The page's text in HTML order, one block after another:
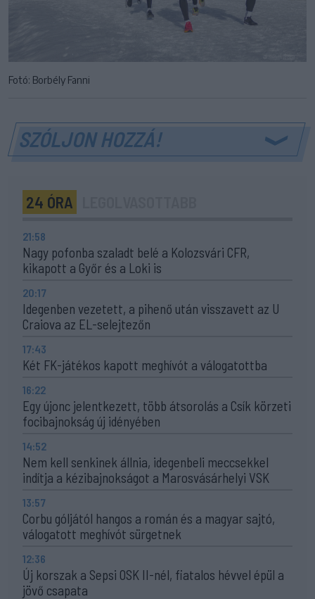
Fotó: Borbély Fanni
SZÓLJON HOZZÁ!
24 ÓRA
21:58
Nagy pofonba szaladt belé a Kolozsvári CFR,
kikapott a Győr és a Loki is
20:17
Idegenben vezetett, a pihenő után visszavett az U
Craiova az EL-selejtezőn
17:43
Két FK-játékos kapott meghívót a válogatottba
16:22
Egy újonc jelentkezett, több átsorolás a Csík körzeti
focibajnokság új idényében
14:52
Nem kell senkinek állnia, idegenbeli meccsekkel
indítja a kézibajnokságot a Marosvásárhelyi VSK
13:57
Corbu góljától hangos a román és a magyar sajtó,
válogatott meghívót sürgetnek
12:36
Új korszak a Sepsi OSK II-nél, fiatalos hévvel épül a
jövő csapata